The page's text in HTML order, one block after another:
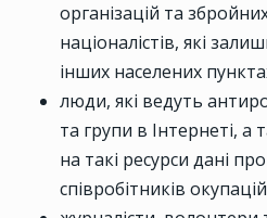
організацій та
націоналістів, які
інших населених
люди, які ведуть
та групи в Інтернеті, а
на такі ресурси дані
співробітників